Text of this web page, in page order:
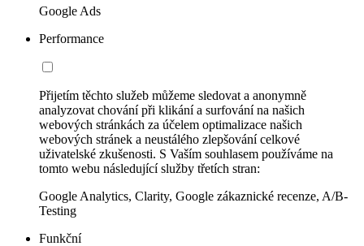
Google Ads
Performance
Přijetím těchto služeb můžeme sledovat a anonymně
analyzovat chování při klikání a surfování na našich
webových stránkách za účelem optimalizace našich
webových stránek a neustálého zlepšování celkové
uživatelské zkušenosti. S Vaším souhlasem používáme na
tomto webu následující služby třetích stran:
Google Analytics, Clarity, Google zákaznické recenze, A/B-
Testing
Funkční